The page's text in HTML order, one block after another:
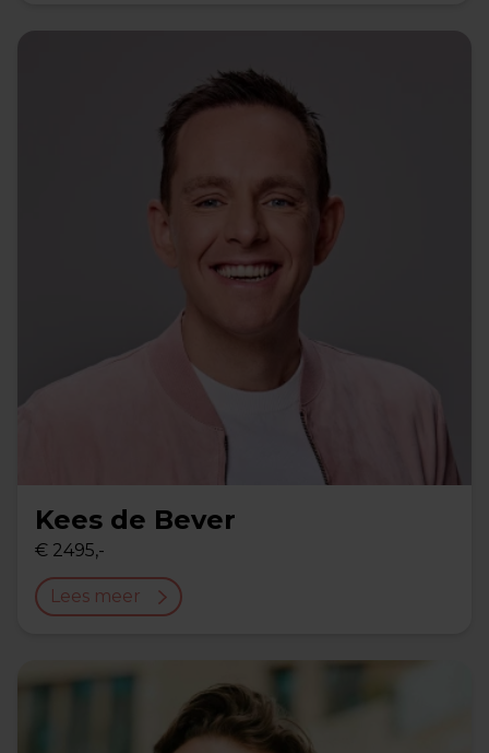
Kees de Bever
€ 2495,-
Lees meer